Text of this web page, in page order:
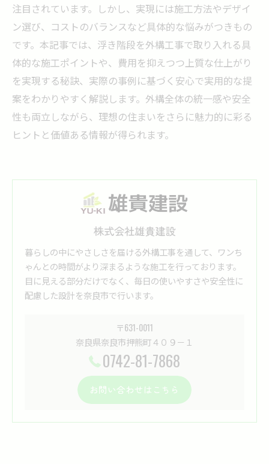
注目されています。しかし、実現には施工方法やデザイ
ン選び、コストのバランスなど具体的な悩みがつきもの
です。本記事では、浮き階段を外構工事で取り入れる具
体的な施工ポイントや、費用を抑えつつ上質な仕上がり
を実現する秘訣、実際の事例に基づく安心で実用的な提
案をわかりやすく解説します。外構全体の統一感や安全
性も両立しながら、理想の住まいをさらに魅力的に彩る
ヒントと価値ある情報が得られます。
株式会社雄貴建設
暮らしの中にやさしさを届ける外構工事を通して、ワンち
ゃんとの時間がより深まるような施工を行っております。
目に見える部分だけでなく、毎日の使いやすさや安全性に
配慮した設計を奈良市で行います。
〒631-0011
奈良県奈良市押熊町４０９－１
0742-81-7868
お問い合わせはこちら